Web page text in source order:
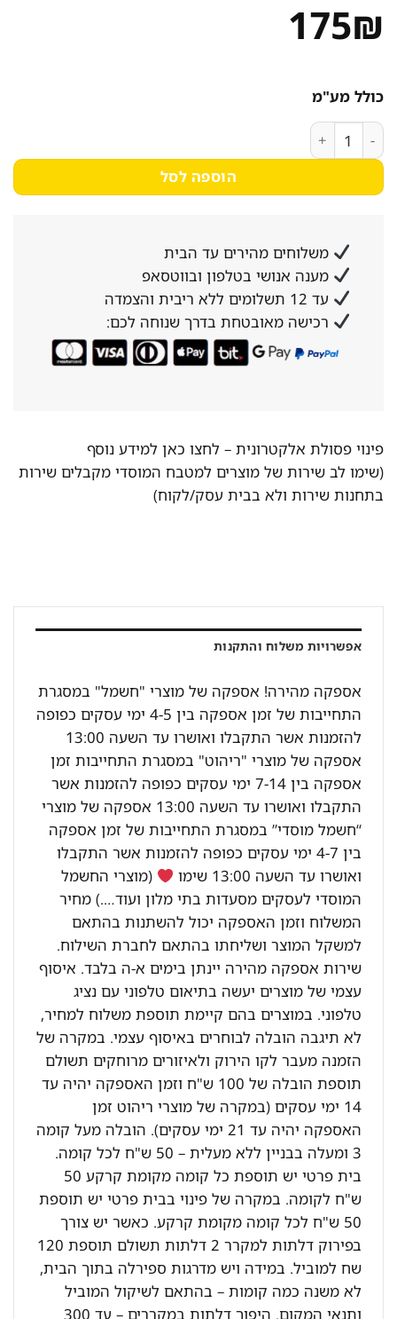
175₪
כולל מע"מ
כמות של מגש טיפטוף 2/1 נירוסטה
הוספה לסל
משלוחים מהירים עד הבית
מענה אנושי בטלפון ובווטסאפ
עד 12 תשלומים ללא ריבית והצמדה
רכישה מאובטחת בדרך שנוחה לכם:
פינוי פסולת אלקטרונית – לחצו כאן למידע נוסף
(שימו לב שירות של מוצרים למטבח המוסדי מקבלים שירות
בתחנות שירות ולא בבית עסק/לקוח)
אפשרויות משלוח והתקנות
אספקה מהירה! אספקה של מוצרי "חשמל" במסגרת
התחייבות של זמן אספקה בין 4-5 ימי עסקים כפופה
להזמנות אשר התקבלו ואושרו עד השעה 13:00
אספקה של מוצרי "ריהוט" במסגרת התחייבות זמן
אספקה בין 7-14 ימי עסקים כפופה להזמנות אשר
התקבלו ואושרו עד השעה 13:00 אספקה של מוצרי
“חשמל מוסדי” במסגרת התחייבות של זמן אספקה
בין 4-7 ימי עסקים כפופה להזמנות אשר התקבלו
ואושרו עד השעה 13:00 שימו
(מוצרי החשמל
המוסדי לעסקים מסעדות בתי מלון ועוד….) מחיר
המשלוח וזמן האספקה יכול להשתנות בהתאם
למשקל המוצר ושליחתו בהתאם לחברת השילוח.
שירות אספקה מהירה יינתן בימים א-ה בלבד. איסוף
עצמי של מוצרים יעשה בתיאום טלפוני עם נציג
טלפוני. במוצרים בהם קיימת תוספת משלוח למחיר,
לא תיגבה הובלה לבוחרים באיסוף עצמי. במקרה של
הזמנה מעבר לקו הירוק ולאיזורים מרוחקים תשולם
תוספת הובלה של 100 ש"ח וזמן האספקה יהיה עד
14 ימי עסקים (במקרה של מוצרי ריהוט זמן
האספקה יהיה עד 21 ימי עסקים). הובלה מעל קומה
3 ומעלה בבניין ללא מעלית – 50 ש"ח לכל קומה.
בית פרטי יש תוספת כל קומה מקומת קרקע 50
ש"ח לקומה. במקרה של פינוי בבית פרטי יש תוספת
50 ש"ח לכל קומה מקומת קרקע. כאשר יש צורך
בפירוק דלתות למקרר 2 דלתות תשולם תוספת 120
שח למוביל. במידה ויש מדרגות ספירלה בתוך הבית,
לא משנה כמה קומות – בהתאם לשיקול המוביל
ותנאי המקום. היפוך דלתות במקררים – עד 300